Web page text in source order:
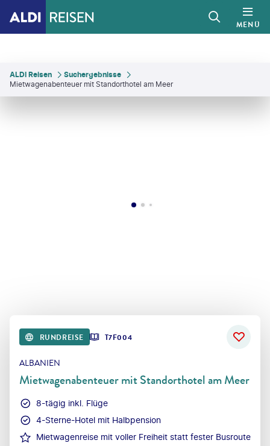
MENÜ
ALDI Reisen
Suchergebnisse
Mietwagenabenteuer mit Standorthotel am Meer
RUNDREISE T7F004
ALBANIEN
Mietwagenabenteuer mit Standorthotel am Meer
8-tägig inkl. Flüge
4-Sterne-Hotel mit Halbpension
Mietwagenreise mit voller Freiheit statt fester Busroute